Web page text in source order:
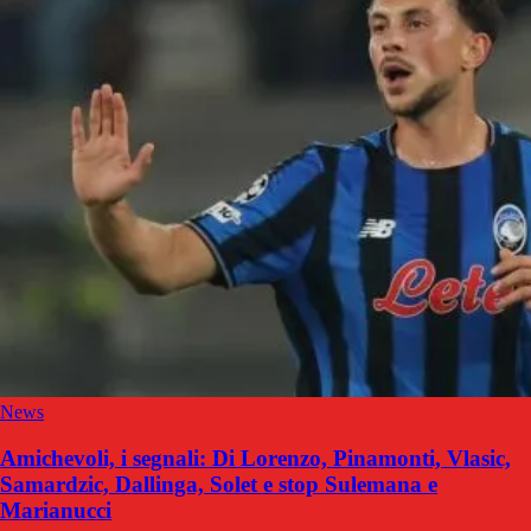
News
Amichevoli, i segnali: Di Lorenzo, Pinamonti, Vlasic,
Samardzic, Dallinga, Solet e stop Sulemana e
Marianucci